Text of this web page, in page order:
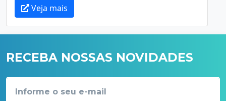
Veja mais
RECEBA NOSSAS NOVIDADES